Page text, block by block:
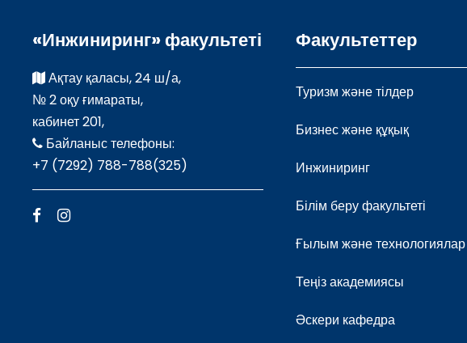
«Инжиниринг» факультеті
Ақтау қаласы, 24 ш/а,
№ 2 оқу ғимараты,
кабинет 201,
Байланыс телефоны:
+7 (7292) 788-788(325)
Факультеттер
Туризм және тілдер
Бизнес және құқық
Инжиниринг
Білім беру факультеті
Ғылым және технологиялар
Теңіз академиясы
Әскери кафедра